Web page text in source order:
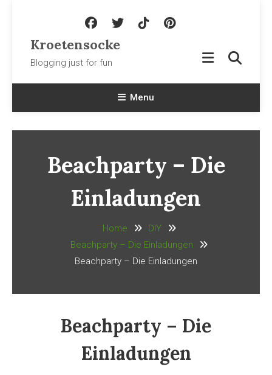
Kroetensocke
Blogging just for fun
Menu
Beachparty – Die
Einladungen
Home
DIY
Beachparty – Die Einladungen
Beachparty – Die Einladungen
Beachparty – Die
Einladungen